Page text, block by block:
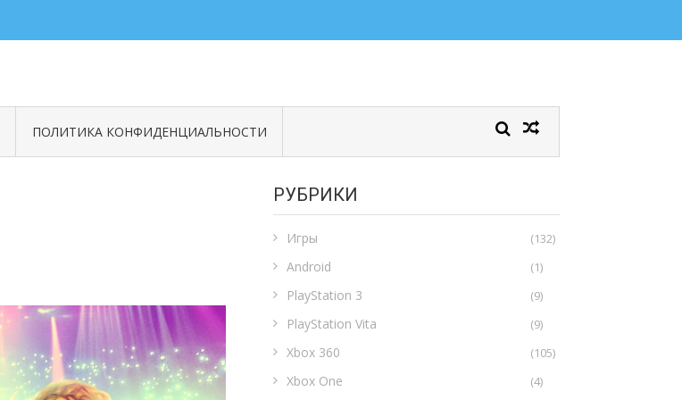
ПОЛИТИКА КОНФИДЕНЦИАЛЬНОСТИ
РУБРИКИ
Игры (132)
Android (1)
PlayStation 3 (9)
PlayStation Vita (9)
Xbox 360 (105)
Xbox One (4)